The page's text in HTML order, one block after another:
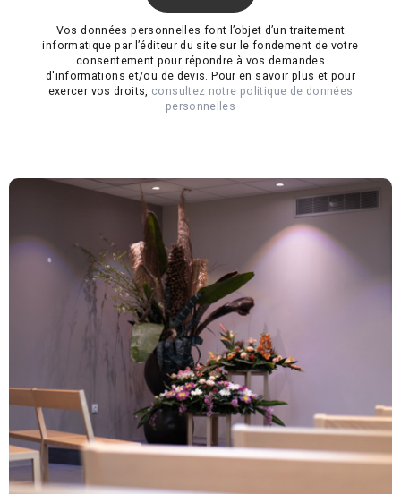
Vos données personnelles font l’objet d’un traitement
informatique par l’éditeur du site sur le fondement de votre
consentement pour répondre à vos demandes
d'informations et/ou de devis. Pour en savoir plus et pour
exercer vos droits, consultez notre politique de données
personnelles